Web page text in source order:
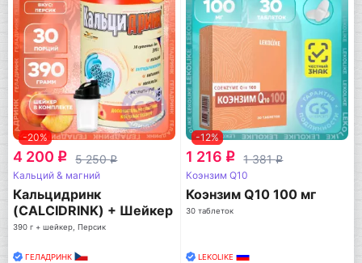
-20%
4 200 q 5 250q
Кальций & магний
Кальцидринк
(CALCIDRINK) + Шейкер
390 г + шейкер, Персик
ГЕЛАДРИНК
-12%
1 216 q 1 381q
Коэнзим Q10
Коэнзим Q10 100 мг
30 таблеток
LEKOLIKE